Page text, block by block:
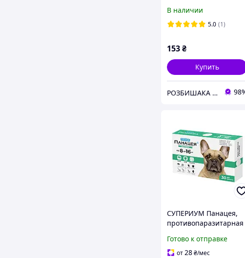
успокаивающий 35 см
В наличии
5.0 (1)
153₴
Купить
РОЗБИШАКА - зоомагазин для домашних любимцев
СУПЕРИУМ Панацея,
противопаразитарная
16 кг rx.
Готово к отправке
от28₴/мес